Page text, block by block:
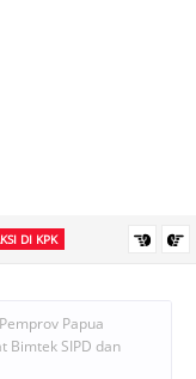
DI KPK
Pemprov Papua
Bimtek SIPD dan